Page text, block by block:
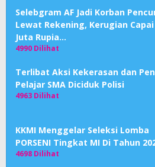
Selebgram AF Jadi Korban
Lewat Rekening, Kerugian Capai
Juta Rupia…
4990 Dilihat
Terlibat Aksi Kekerasan dan
Pelajar SMA Diciduk Polisi
4963 Dilihat
KKMI Menggelar Seleksi Lomba
PORSENI Tingkat MI Di Tahun
4698 Dilihat